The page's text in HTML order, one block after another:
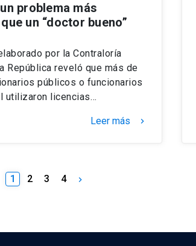
problema más
un “doctor bueno”
por la Contraloría
República reveló que más de
públicos o funcionarios
utilizaron licencias…
Leer más keyboard_arrow_right
1 2 3 4 keyboard_arrow_right